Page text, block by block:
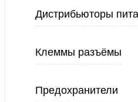
Дистрибьюторы
Клеммы разъёмы
Предохранители